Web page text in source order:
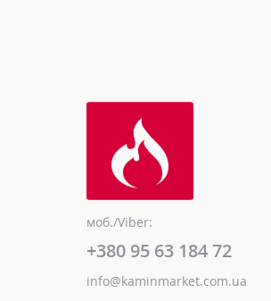
моб./Viber:
+380 95 63 184 72
info@kaminmarket.com.ua